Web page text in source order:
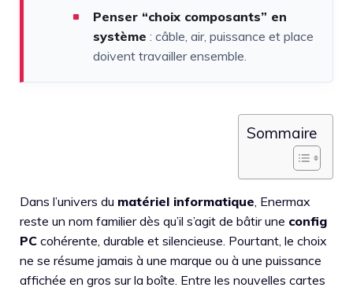
Penser “choix composants” en
système : câble, air, puissance et place
doivent travailler ensemble.
Sommaire
Dans l’univers du matériel informatique, Enermax
reste un nom familier dès qu’il s’agit de bâtir une config
PC cohérente, durable et silencieuse. Pourtant, le choix
ne se résume jamais à une marque ou à une puissance
affichée en gros sur la boîte. Entre les nouvelles cartes